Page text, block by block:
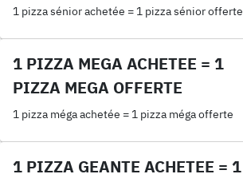
1 pizza sénior achetée = 1 pizza sénior offerte
1 PIZZA MEGA ACHETEE = 1
PIZZA MEGA OFFERTE
1 pizza méga achetée = 1 pizza méga offerte
1 PIZZA GEANTE ACHETEE = 1